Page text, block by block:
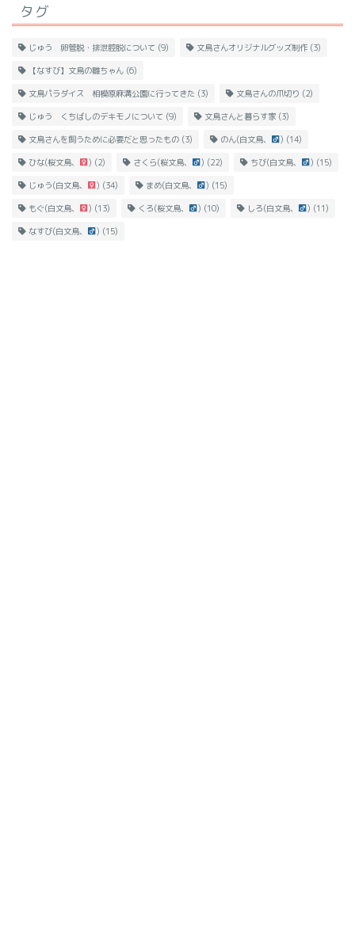
タグ
じゅう 卵管脱・排泄腔脱について (9) 文鳥さんオリジナルグッズ制作 (3)
【なすび】文鳥の雛ちゃん (6)
文鳥パラダイス 相模原麻溝公園に行ってきた (3) 文鳥さんの爪切り (2)
じゅう くちばしのデキモノについて (9) 文鳥さんと暮らす家 (3)
文鳥さんを飼うために必要だと思ったもの (3) のん(白文鳥、 ) (14)
ひな(桜文鳥、 ) (2) さくら(桜文鳥、 ) (22) ちび(白文鳥、 ) (15)
じゅう(白文鳥、 ) (34) まめ(白文鳥、 ) (15)
もぐ(白文鳥、 ) (13) くろ(桜文鳥、 ) (10) しろ(白文鳥、 ) (11)
なすび(白文鳥、 ) (15)